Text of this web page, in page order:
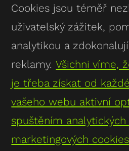
Cookies jsou téměř
uživatelský zážitek,
analytikou a
reklamy.Všichni víme,
je třeba získat od
vašeho webu aktivní
spuštěním analytických
marketingových